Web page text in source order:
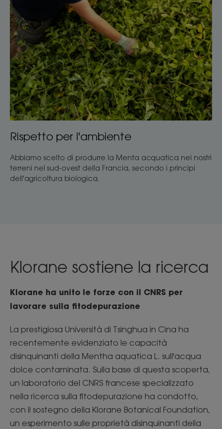
Rispetto per l'ambiente
Abbiamo scelto di produrre la Menta acquatica nei nostri
terreni nel sud-ovest della Francia, secondo i principi
dell'agricoltura biologica.
Klorane sostiene la ricerca
Klorane ha unito le forze con il CNRS per
lavorare sulla fitodepurazione
La prestigiosa Università di Tsinghua in Cina ha
recentemente evidenziato le capacità
disinquinanti della Mentha aquatica L. sull'acqua
dolce contaminata. Sulla base di questa scoperta,
un laboratorio del CNRS francese specializzato
nella ricerca sulla fitodepurazione ha condotto,
con il sostegno della Klorane Botanical Foundation,
un esperimento sulle proprietà disinquinanti della